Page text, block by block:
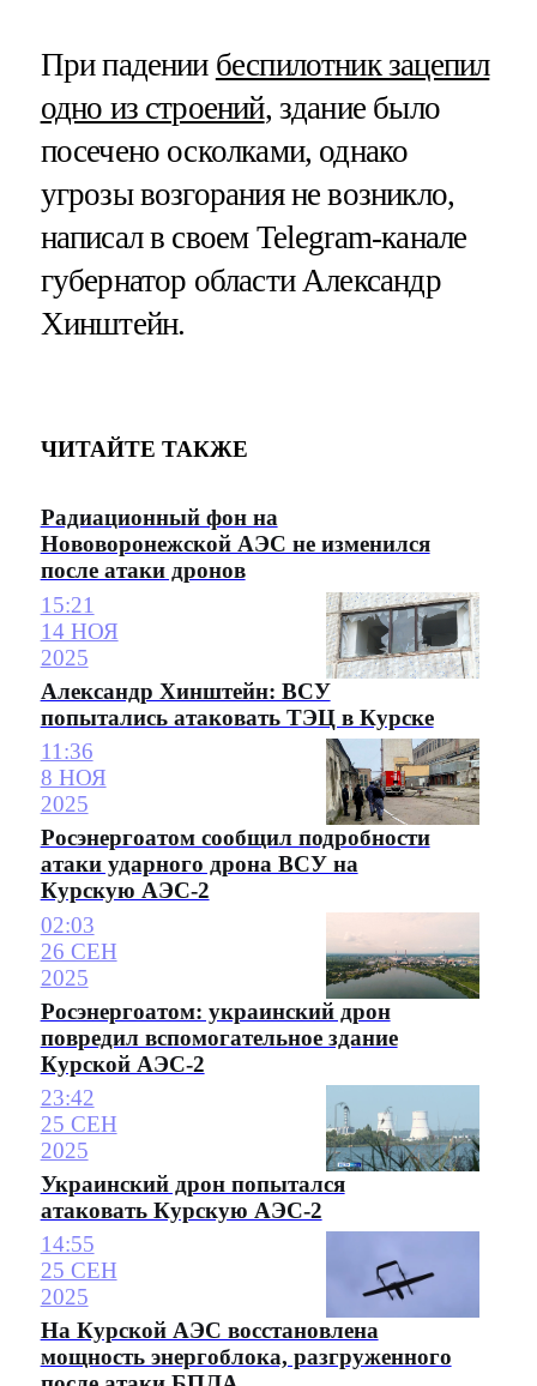
При падении беспилотник зацепил
одно из строений, здание было
посечено осколками, однако
угрозы возгорания не возникло,
написал в своем Telegram-канале
губернатор области Александр
Хинштейн.
ЧИТАЙТЕ ТАКЖЕ
Радиационный фон на
Нововоронежской АЭС не изменился
после атаки дронов
15:21
14 НОЯ
2025
Александр Хинштейн: ВСУ
попытались атаковать ТЭЦ в Курске
11:36
8 НОЯ
2025
Росэнергоатом сообщил подробности
атаки ударного дрона ВСУ на
Курскую АЭС-2
02:03
26 СЕН
2025
Росэнергоатом: украинский дрон
повредил вспомогательное здание
Курской АЭС-2
23:42
25 СЕН
2025
Украинский дрон попытался
атаковать Курскую АЭС-2
14:55
25 СЕН
2025
На Курской АЭС восстановлена
мощность энергоблока, разгруженного